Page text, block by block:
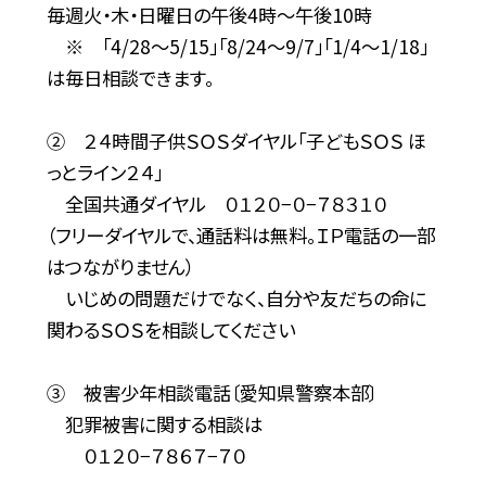
毎週火・木・日曜日の午後4時～午後10時
※ 「4/28～5/15」「8/24～9/7」「1/4～1/18」
は毎日相談できます。
② ２４時間子供ＳＯＳダイヤル「子どもＳＯＳ ほ
っとライン２４」
全国共通ダイヤル ０１２０−０−７８３１０
（フリーダイヤルで、通話料は無料。ＩＰ電話の一部
はつながりません）
いじめの問題だけでなく、自分や友だちの命に
関わるＳＯＳを相談してください
③ 被害少年相談電話〔愛知県警察本部〕
犯罪被害に関する相談は
０１２０−７８６７−７０